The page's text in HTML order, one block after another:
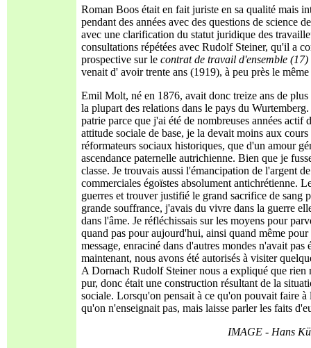
Roman Boos était en fait juriste en sa qualité mais
pendant des années avec des questions de science
avec une clarification du statut juridique des
consultations répétées avec Rudolf Steiner, qu'il a
prospective sur le contrat de travail d'ensemble (17)
venait d' avoir trente ans (1919), à peu près le
Emil Molt, né en 1876, avait donc treize ans de
la plupart des relations dans le pays du
patrie parce que j'ai été de nombreuses années
attitude sociale de base, je la devait moins aux
réformateurs sociaux historiques, que d'un amour
ascendance paternelle autrichienne. Bien que je
classe. Je trouvais aussi l'émancipation de l'argent
commerciales égoïstes absolument antichrétienne.
guerres et trouver justifié le grand sacrifice de
grande souffrance, j'avais du vivre dans la guerre
dans l'âme. Je réfléchissais sur les moyens pour
quand pas pour aujourd'hui, ainsi quand même
message, enraciné dans d'autres mondes n'avait
maintenant, nous avons été autorisés à visiter
A Dornach Rudolf Steiner nous a expliqué que rien
pur, donc était une construction résultant de la
sociale. Lorsqu'on pensait à ce qu'on pouvait faire
qu'on n'enseignait pas, mais laisse parler les faits
IMAGE - Hans